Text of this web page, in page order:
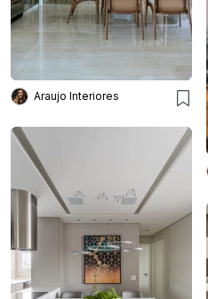
Araujo Interiores